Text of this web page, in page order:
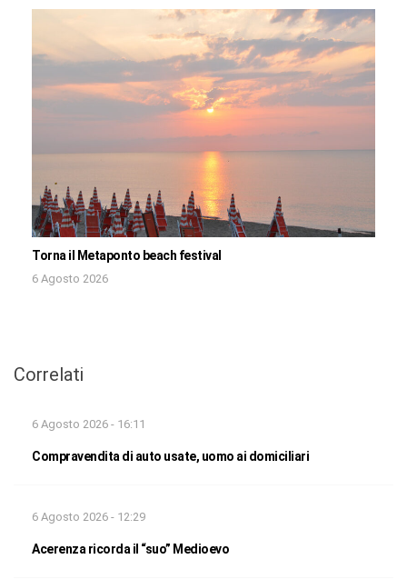
Torna il Metaponto beach festival
6 Agosto 2026
Correlati
6 Agosto 2026 - 16:11
Compravendita di auto usate, uomo ai domiciliari
6 Agosto 2026 - 12:29
Acerenza ricorda il “suo” Medioevo